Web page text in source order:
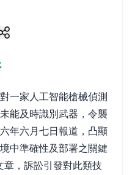
一家人工智能槍械偵測
能及時識別武器，令襲
年六月七日報道，凸顯
中準確性及部署之關鍵
章 ，訴訟引發對此類技